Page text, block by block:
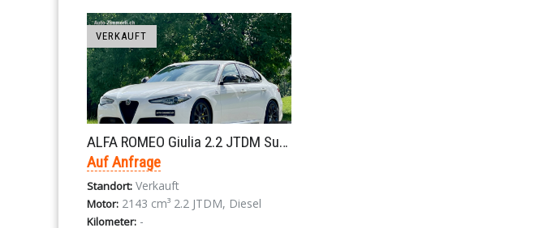
VERKAUFT
ALFA ROMEO Giulia 2.2 JTDM Super Typ 952 8 Gang Automat 2017
Auf Anfrage
Standort: Verkauft
Motor: 2143 cm³ 2.2 JTDM, Diesel
Kilometer: -